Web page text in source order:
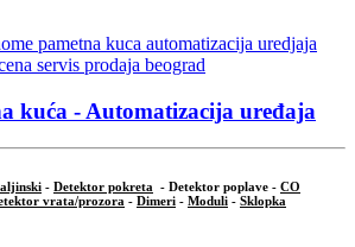
kuća - Automatizacija uređaja
- Detektor pokreta - Detektor poplave - CO
vrata/prozora - Dimeri - Moduli - Sklopka